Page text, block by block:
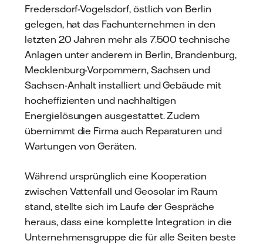
Fredersdorf-Vogelsdorf, östlich von Berlin
gelegen, hat das Fachunternehmen in den
letzten 20 Jahren mehr als 7.500 technische
Anlagen unter anderem in Berlin, Brandenburg,
Mecklenburg-Vorpommern, Sachsen und
Sachsen-Anhalt installiert und Gebäude mit
hocheffizienten und nachhaltigen
Energielösungen ausgestattet. Zudem
übernimmt die Firma auch Reparaturen und
Wartungen von Geräten.
Während ursprünglich eine Kooperation
zwischen Vattenfall und Geosolar im Raum
stand, stellte sich im Laufe der Gespräche
heraus, dass eine komplette Integration in die
Unternehmensgruppe die für alle Seiten beste